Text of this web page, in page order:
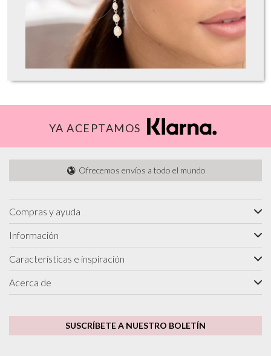
YA ACEPTAMOS
Ofrecemos envíos a todo el mundo
Compras y ayuda
Información
Características e inspiración
Acerca de
SUSCRÍBETE A NUESTRO BOLETÍN